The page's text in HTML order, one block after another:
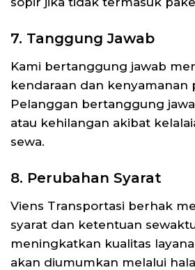
7. Tanggung Jawab
Kami bertanggung jawab
kendaraan dan kenyamanan
Pelanggan bertanggung
atau kehilangan akibat
sewa.
8. Perubahan Syarat
Viens Transportasi berhak
syarat dan ketentuan
meningkatkan kualitas
akan diumumkan melalui